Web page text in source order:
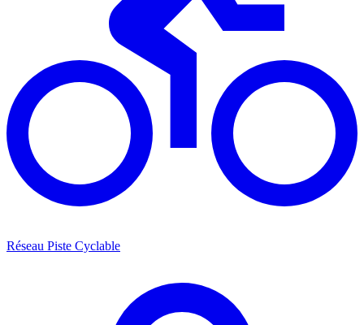
Réseau Piste Cyclable